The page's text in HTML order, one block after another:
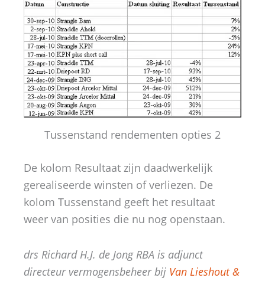
Tussenstand rendementen opties 2
De kolom Resultaat zijn daadwerkelijk
gerealiseerde winsten of verliezen. De
kolom Tussenstand geeft het resultaat
weer van posities die nu nog openstaan.
drs Richard H.J. de Jong RBA is adjunct
directeur vermogensbeheer bij Van Lieshout &